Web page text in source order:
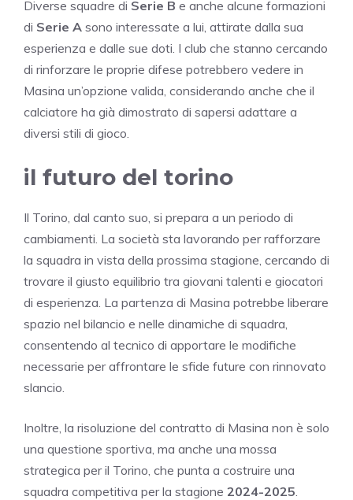
Diverse squadre di Serie B e anche alcune formazioni
di Serie A sono interessate a lui, attirate dalla sua
esperienza e dalle sue doti. I club che stanno cercando
di rinforzare le proprie difese potrebbero vedere in
Masina un’opzione valida, considerando anche che il
calciatore ha già dimostrato di sapersi adattare a
diversi stili di gioco.
il futuro del torino
Il Torino, dal canto suo, si prepara a un periodo di
cambiamenti. La società sta lavorando per rafforzare
la squadra in vista della prossima stagione, cercando di
trovare il giusto equilibrio tra giovani talenti e giocatori
di esperienza. La partenza di Masina potrebbe liberare
spazio nel bilancio e nelle dinamiche di squadra,
consentendo al tecnico di apportare le modifiche
necessarie per affrontare le sfide future con rinnovato
slancio.
Inoltre, la risoluzione del contratto di Masina non è solo
una questione sportiva, ma anche una mossa
strategica per il Torino, che punta a costruire una
squadra competitiva per la stagione 2024-2025